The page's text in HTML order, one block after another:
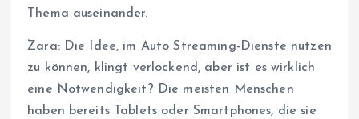
Thema auseinander.
Zara: Die Idee, im Auto Streaming-Dienste nutzen
zu können, klingt verlockend, aber ist es wirklich
eine Notwendigkeit? Die meisten Menschen
haben bereits Tablets oder Smartphones, die sie